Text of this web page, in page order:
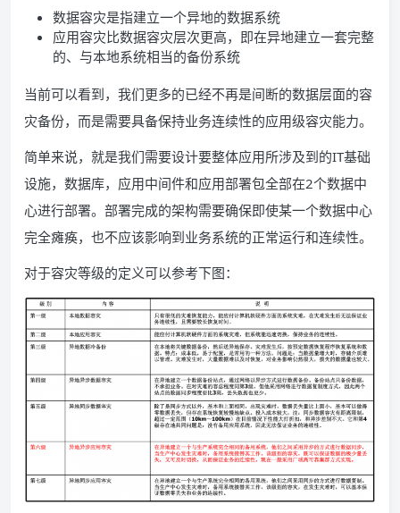
数据容灾是指建立一个异地的数据系统
应用容灾比数据容灾层次更高，即在异地建立一套完整
的、与本地系统相当的备份系统
当前可以看到，我们更多的已经不再是间断的数据层面的容
灾备份，而是需要具备保持业务连续性的应用级容灾能力。
简单来说，就是我们需要设计要整体应用所涉及到的IT基础
设施，数据库，应用中间件和应用部署包全部在2个数据中
心进行部署。部署完成的架构需要确保即使某一个数据中心
完全瘫痪，也不应该影响到业务系统的正常运行和连续性。
对于容灾等级的定义可以参考下图：